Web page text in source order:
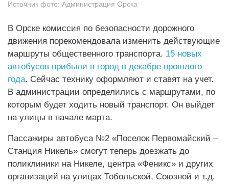
Источник фото: Администрация Орска
В Орске комиссия по безопасности дорожного
движения порекомендовала изменить действующие
маршруты общественного транспорта. 15 новых
автобусов прибыли в город в декабре прошлого
года. Сейчас технику оформляют и ставят на учет.
В администрации определились с маршрутами, по
которым будет ходить новый транспорт. Он выйдет
на улицы в начале марта.
Пассажиры автобуса №2 «Поселок Первомайский –
Станция Никель» смогут теперь доезжать до
поликлиники на Никеле, центра «Феникс» и других
организаций на улицах Тобольской, Союзной и т.д.